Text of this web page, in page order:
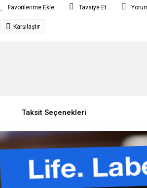
Tavsiye Et
Karşılaştır
Taksit Seçenekleri